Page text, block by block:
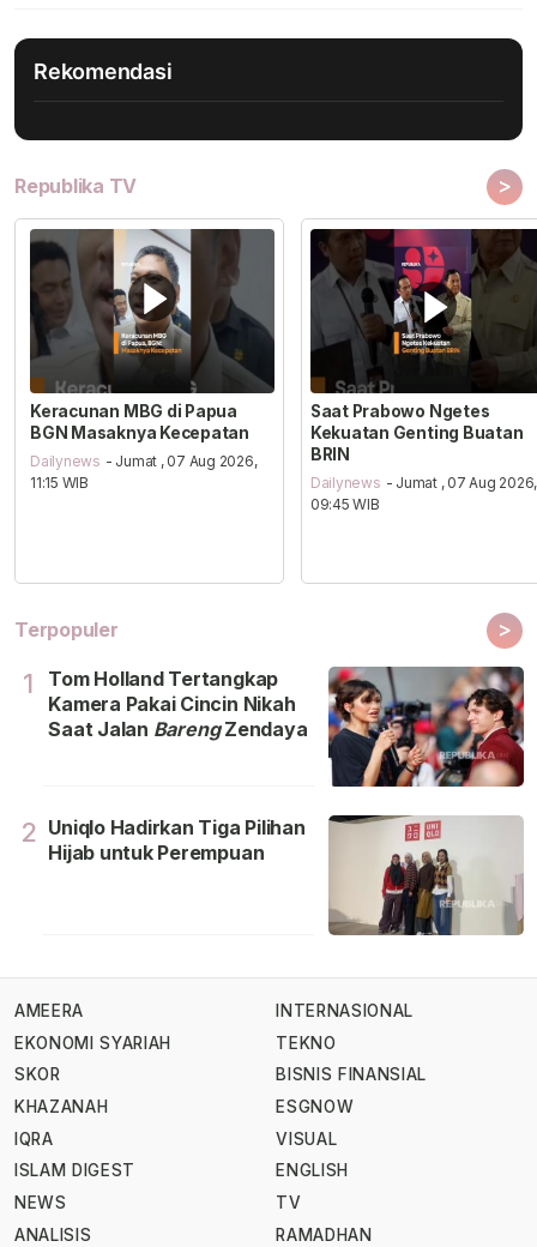
Rekomendasi
Republika TV >
Keracunan MBG di Papua
BGN Masaknya Kecepatan
Dailynews - Jumat , 07 Aug 2026,
11:15 WIB
Saat Prabowo Ngetes
Kekuatan Genting Buatan
BRIN
Dailynews - Jumat , 07 Aug 2026,
09:45 WIB
Terpopuler >
1
Tom Holland Tertangkap
Kamera Pakai Cincin Nikah
Saat Jalan BarengZendaya
2 Uniqlo Hadirkan Tiga Pilihan
Hijab untuk Perempuan
AMEERA
EKONOMI SYARIAH
SKOR
KHAZANAH
IQRA
ISLAM DIGEST
NEWS
ANALISIS
INTERNASIONAL
TEKNO
BISNIS FINANSIAL
ESGNOW
VISUAL
ENGLISH
TV
RAMADHAN